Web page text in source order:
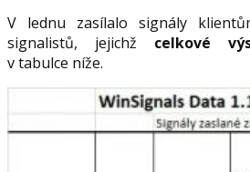
V lednu zasílalo signály
signalistů, jejichž celkové
v tabulce níže.